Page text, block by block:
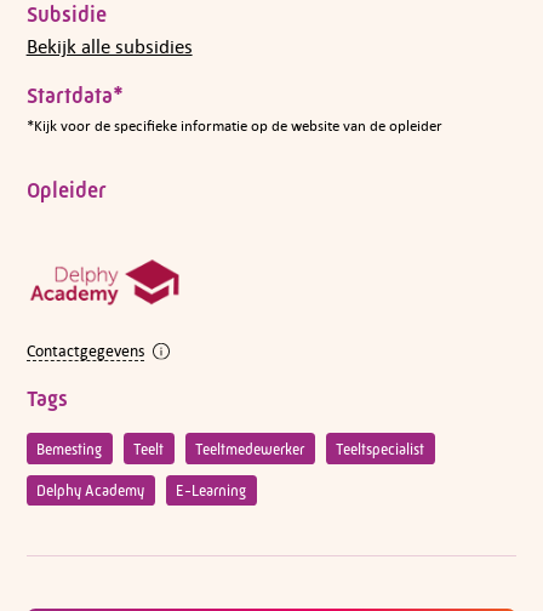
Subsidie
Bekijk alle subsidies
Startdata*
*Kijk voor de specifieke informatie op de website van de opleider
Opleider
Contactgegevens
Tags
Bemesting Teelt Teeltmedewerker Teeltspecialist
Delphy Academy E-Learning